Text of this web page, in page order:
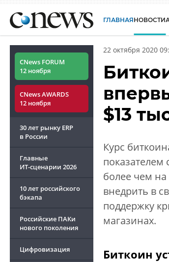
ГЛАВНАЯНОВОСТИ
CNews FORUM
12 ноября
CNews AWARDS
12 ноября
30 лет рынку ERP
в России
Главные
ИТ-сценарии 2026
10 лет российского
бэкапа
Российские ПАКи
нового поколения
Цифровизация
22 октября 2020
$13
Курс
показателем
более чем
внедрить в
поддержку
магазинах.
Биткоин